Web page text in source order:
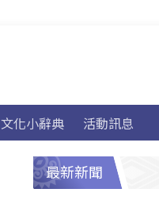
文化小辭典 活動訊息
最新新聞